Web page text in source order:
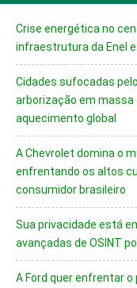
Crise energética no
infraestrutura da Enel
Cidades sufocadas
arborização em massa
aquecimento global
A Chevrolet domina o
enfrentando os altos
consumidor brasileiro
Sua privacidade está
avançadas de OSINT
A Ford quer enfrentar